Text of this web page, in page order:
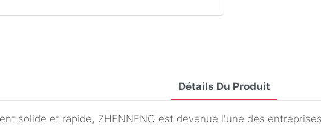
Détails Du Produit
solide et rapide, ZHENNENG est devenue l'une des